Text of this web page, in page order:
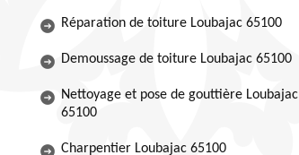
Réparation de toiture Loubajac 65100
Demoussage de toiture Loubajac 65100
Nettoyage et pose de gouttière Loubajac
65100
Charpentier Loubajac 65100